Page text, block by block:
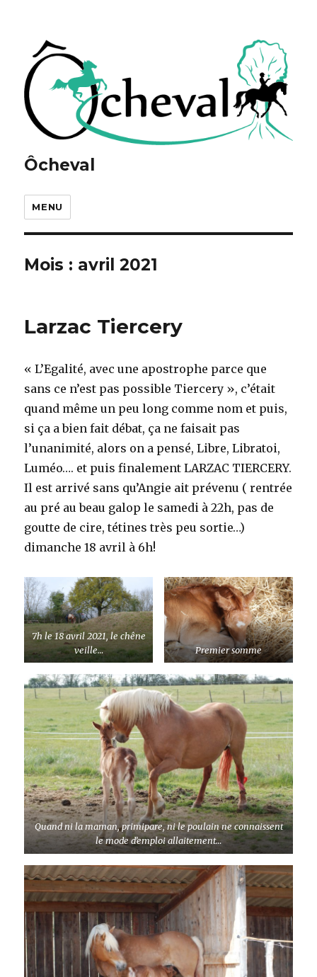
Ôcheval
MENU
Mois : avril 2021
Larzac Tiercery
« L’Egalité, avec une apostrophe parce que
sans ce n’est pas possible Tiercery », c’était
quand même un peu long comme nom et puis,
si ça a bien fait débat, ça ne faisait pas
l’unanimité, alors on a pensé, Libre, Libratoi,
Luméo…. et puis finalement LARZAC TIERCERY.
Il est arrivé sans qu’Angie ait prévenu ( rentrée
au pré au beau galop le samedi à 22h, pas de
goutte de cire, tétines très peu sortie…)
dimanche 18 avril à 6h!
7h le 18 avril 2021, le chêne
veille…
Premier somme
Quand ni la maman, primipare, ni le poulain ne connaissent
le mode d’emploi allaitement…